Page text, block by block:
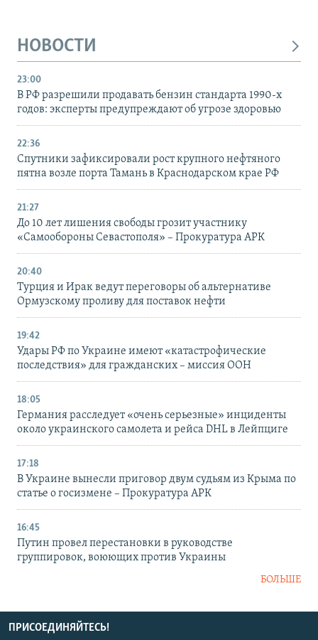
НОВОСТИ
23:00
В РФ разрешили продавать бензин стандарта 1990-х
годов: эксперты предупреждают об угрозе здоровью
22:36
Спутники зафиксировали рост крупного нефтяного
пятна возле порта Тамань в Краснодарском крае РФ
21:27
До 10 лет лишения свободы грозит участнику
«Самообороны Севастополя» – Прокуратура АРК
20:40
Турция и Ирак ведут переговоры об альтернативе
Ормузскому проливу для поставок нефти
19:42
Удары РФ по Украине имеют «катастрофические
последствия» для гражданских – миссия ООН
18:05
Германия расследует «очень серьезные» инциденты
около украинского самолета и рейса DHL в Лейпциге
17:18
В Украине вынесли приговор двум судьям из Крыма по
статье о госизмене – Прокуратура АРК
16:45
Путин провел перестановки в руководстве
группировок, воюющих против Украины
БОЛЬШЕ
ПРИСОЕДИНЯЙТЕСЬ!